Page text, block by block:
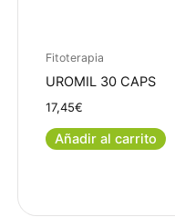
Fitoterapia
UROMIL 30 CAPS
17,45€
Añadir al carrito